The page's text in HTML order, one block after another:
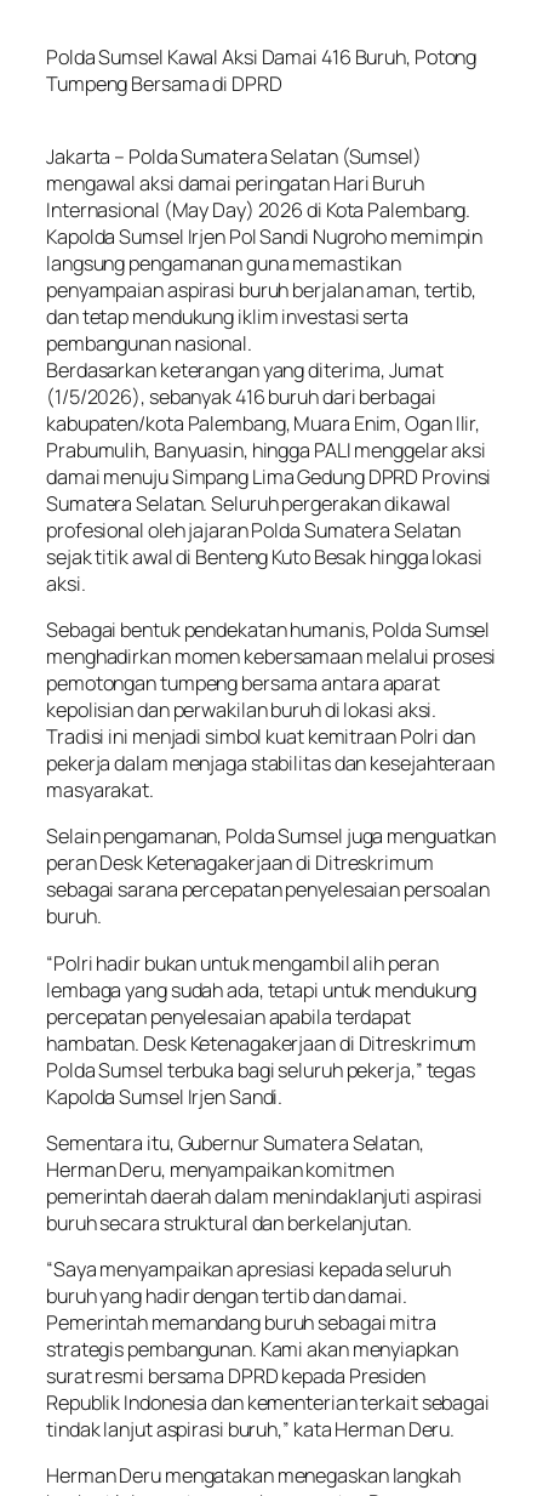
Polda Sumsel Kawal Aksi Damai 416 Buruh, Potong
Tumpeng Bersama di DPRD
Jakarta – Polda Sumatera Selatan (Sumsel)
mengawal aksi damai peringatan Hari Buruh
Internasional (May Day) 2026 di Kota Palembang.
Kapolda Sumsel Irjen Pol Sandi Nugroho memimpin
langsung pengamanan guna memastikan
penyampaian aspirasi buruh berjalan aman, tertib,
dan tetap mendukung iklim investasi serta
pembangunan nasional.
Berdasarkan keterangan yang diterima, Jumat
(1/5/2026), sebanyak 416 buruh dari berbagai
kabupaten/kota Palembang, Muara Enim, Ogan Ilir,
Prabumulih, Banyuasin, hingga PALI menggelar aksi
damai menuju Simpang Lima Gedung DPRD Provinsi
Sumatera Selatan. Seluruh pergerakan dikawal
profesional oleh jajaran Polda Sumatera Selatan
sejak titik awal di Benteng Kuto Besak hingga lokasi
aksi.
Sebagai bentuk pendekatan humanis, Polda Sumsel
menghadirkan momen kebersamaan melalui prosesi
pemotongan tumpeng bersama antara aparat
kepolisian dan perwakilan buruh di lokasi aksi.
Tradisi ini menjadi simbol kuat kemitraan Polri dan
pekerja dalam menjaga stabilitas dan kesejahteraan
masyarakat.
Selain pengamanan, Polda Sumsel juga menguatkan
peran Desk Ketenagakerjaan di Ditreskrimum
sebagai sarana percepatan penyelesaian persoalan
buruh.
“Polri hadir bukan untuk mengambil alih peran
lembaga yang sudah ada, tetapi untuk mendukung
percepatan penyelesaian apabila terdapat
hambatan. Desk Ketenagakerjaan di Ditreskrimum
Polda Sumsel terbuka bagi seluruh pekerja,” tegas
Kapolda Sumsel Irjen Sandi.
Sementara itu, Gubernur Sumatera Selatan,
Herman Deru, menyampaikan komitmen
pemerintah daerah dalam menindaklanjuti aspirasi
buruh secara struktural dan berkelanjutan.
“Saya menyampaikan apresiasi kepada seluruh
buruh yang hadir dengan tertib dan damai.
Pemerintah memandang buruh sebagai mitra
strategis pembangunan. Kami akan menyiapkan
surat resmi bersama DPRD kepada Presiden
Republik Indonesia dan kementerian terkait sebagai
tindak lanjut aspirasi buruh,” kata Herman Deru.
Herman Deru mengatakan menegaskan langkah